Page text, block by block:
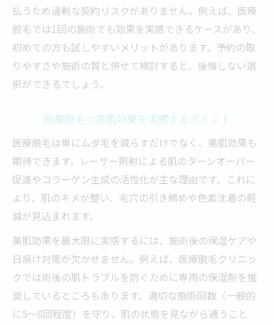
払うため過剰な契約リスクがありません。例えば、医療
脱毛では1回の施術でも効果を実感できるケースがあり、
初めての方も試しやすいメリットがあります。予約の取
りやすさや施術の質と併せて検討すると、後悔しない選
択ができるでしょう。
医療脱毛で美肌効果を実感するポイント
医療脱毛は単にムダ毛を減らすだけでなく、美肌効果も
期待できます。レーザー照射による肌のターンオーバー
促進やコラーゲン生成の活性化が主な理由です。これに
より、肌のキメが整い、毛穴の引き締めや色素沈着の軽
減が見込まれます。
美肌効果を最大限に実感するには、施術後の保湿ケアや
日焼け対策が欠かせません。例えば、医療脱毛クリニッ
クでは術後の肌トラブルを防ぐために専用の保湿剤を推
奨しているところもあります。適切な施術回数（一般的
に5〜8回程度）を守り、肌の状態を見ながら通うこと